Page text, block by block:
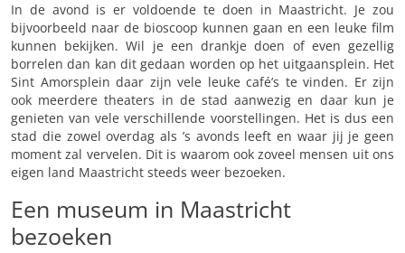
In de avond is er voldoende te doen in Maastricht. Je zou
bijvoorbeeld naar de bioscoop kunnen gaan en een leuke film
kunnen bekijken. Wil je een drankje doen of even gezellig
borrelen dan kan dit gedaan worden op het uitgaansplein. Het
Sint Amorsplein daar zijn vele leuke café’s te vinden. Er zijn
ook meerdere theaters in de stad aanwezig en daar kun je
genieten van vele verschillende voorstellingen. Het is dus een
stad die zowel overdag als ’s avonds leeft en waar jij je geen
moment zal vervelen. Dit is waarom ook zoveel mensen uit ons
eigen land Maastricht steeds weer bezoeken.
Een museum in Maastricht
bezoeken